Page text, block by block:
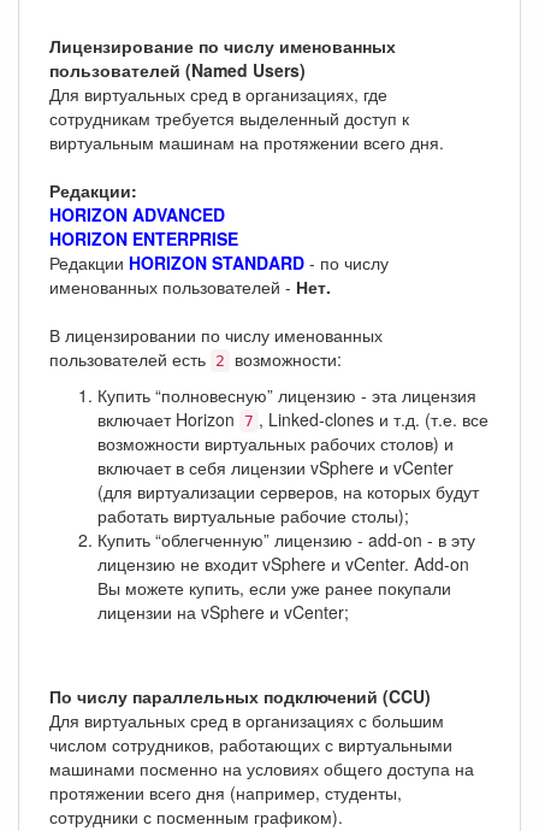
Лицензирование по числу именованных
пользователей (Named Users)
Для виртуальных сред в организациях, где
сотрудникам требуется выделенный доступ к
виртуальным машинам на протяжении всего дня.
Редакции:
HORIZON ADVANCED
HORIZON ENTERPRISE
Редакции HORIZON STANDARD - по числу
именованных пользователей - Нет.
В лицензировании по числу именованных
пользователей есть 2
возможности:
Купить “полновесную” лицензию - эта лицензия
включает Horizon 7 , Linked-clones и т.д. (т.е. все
возможности виртуальных рабочих столов) и
включает в себя лицензии vSphere и vCenter
(для виртуализации серверов, на которых будут
работать виртуальные рабочие столы);
Купить “облегченную” лицензию - add-on - в эту
лицензию не входит vSphere и vCenter. Add-on
Вы можете купить, если уже ранее покупали
лицензии на vSphere и vCenter;
По числу параллельных подключений (CCU)
Для виртуальных сред в организациях с большим
числом сотрудников, работающих с виртуальными
машинами посменно на условиях общего доступа на
протяжении всего дня (например, студенты,
сотрудники с посменным графиком).